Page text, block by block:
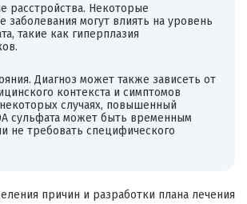
расстройства. Некоторые
заболевания могут влиять на уровень
такие как гиперплазия
Диагноз может также зависеть от
контекста и симптомов
случаях, повышенный
сульфата может быть временным
не требовать специфического
причин и разработки плана лечения